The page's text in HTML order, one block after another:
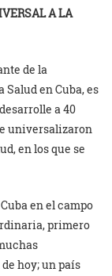
A LA
de la
en Cuba, es
a 40
universalizaron
en los que se
en el campo
primero
hoy; un país